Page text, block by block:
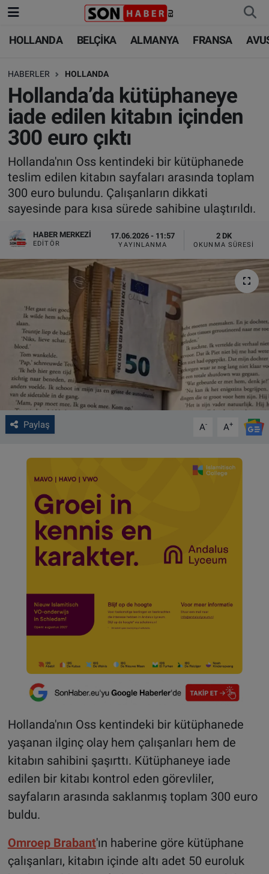
HOLLANDA BELÇİKA ALMANYA FRANSA
HABERLER HOLLANDA
Hollanda’da kütüphaneye
iade edilen kitabın içinden
300 euro çıktı
Hollanda'nın Oss kentindeki bir kütüphanede
teslim edilen kitabın sayfaları arasında toplam
300 euro bulundu. Çalışanların dikkati
sayesinde para kısa sürede sahibine ulaştırıldı.
HABER MERKEZI
EDITÖR
17.06.2026 - 11:57
YAYINLANMA
2 DK
OKUNMA SÜRESI
Paylaş A- A+
Hollanda'nın Oss kentindeki bir kütüphanede
yaşanan ilginç olay hem çalışanları hem de
kitabın sahibini şaşırttı. Kütüphaneye iade
edilen bir kitabı kontrol eden görevliler,
sayfaların arasında saklanmış toplam 300 euro
buldu.
Omroep Brabant'ın haberine göre kütüphane
çalışanları, kitabın içinde altı adet 50 euroluk
HOLLANDA
BELÇİKA
ALMANYA
FRANSA
AVUSTURYA
SAĞLIK - YAŞAM
BİLİM-TEKNOLOJİ
HOLLANDA
BELÇİKA
ALMANYA
TÜRKİYE
DÜNYA
BİLİM-TEKNOLOJİ
SAĞLIK
FOTO GALERİ
VIDEO GALERİ
ALGEMENE VOORWAARDEN
CONTACT
Çerez Politikası
Nöbetçi Eczaneler
Hava Durumu
Trafik Durumu
Süper Lig Puan Durumu ve Fikstür
Tüm Manşetler
Son Dakika Haberleri
Haber Arşivi